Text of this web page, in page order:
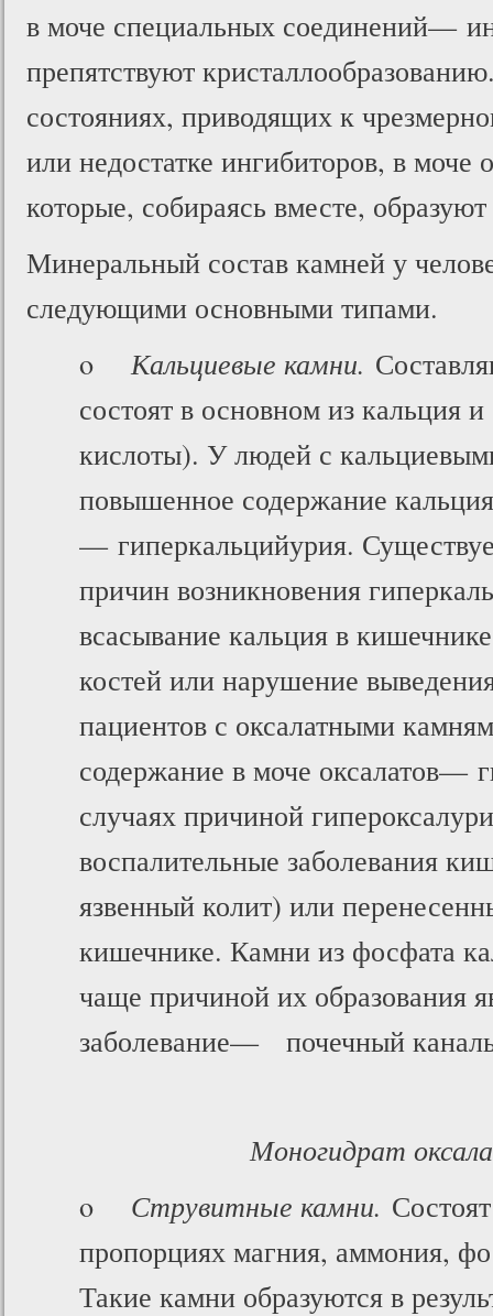
в моче специальных соединений—
препятствуют
состояниях, приводящих к
или недостатке ингибиторов, в моче
которые, собираясь вместе,
Минеральный состав камней у
следующими основными типами.
oКальциевые камни.
состоят в основном из кальция
кислоты). У людей с
повышенное содержание
— гиперкальцийурия.
причин возникновения
всасывание кальция в
костей или нарушение
пациентов с оксалатными
содержание в моче оксалатов—
случаях причиной
воспалительные заболевания
язвенный колит) или
кишечнике. Камни из фосфата
чаще причиной их образования
заболевание— почечный
Моногидрат
o Струвитные камни.
пропорциях магния, аммония,
Такие камни образуются в